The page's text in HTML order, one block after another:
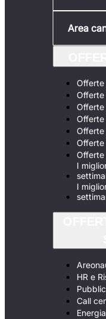
Area
Offerte
Offerte
Offerte
Offerte
Offerte
Offerte
Offerte
I
I
HR e
Call